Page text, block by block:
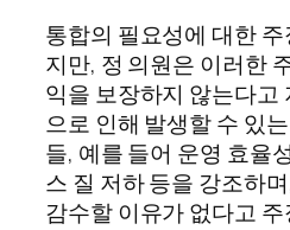
통합의 필요성에 대한
지만, 정 의원은 이러한
익을 보장하지 않는다고
으로 인해 발생할 수 있
들, 예를 들어 운영 효율
스 질 저하 등을 강조하
감수할 이유가 없다고